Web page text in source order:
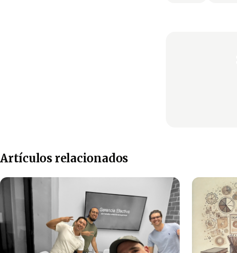
Artículos relacionados